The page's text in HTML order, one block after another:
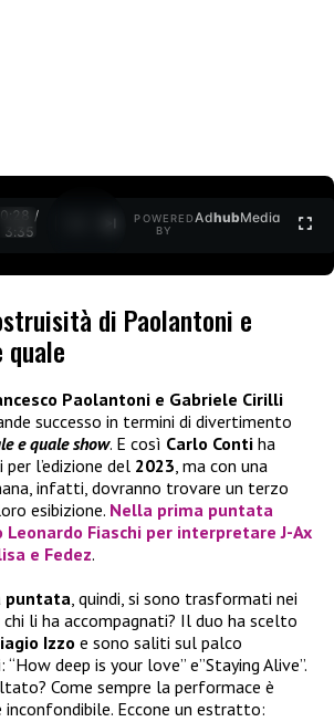
0:30 /
3:35
POWERED
BY
AdhubMedia
di Paolantoni e
Paolantoni e Gabriele Cirilli
successo in termini di divertimento
e quale show. E così Carlo Conti ha
l’edizione del 2023, ma con una
infatti, dovranno trovare un terzo
esibizione. Nella prima puntata
Leonardo Fiaschi per interpretare J-Ax
e Fedez.
puntata, quindi, si sono trasformati nei
chi li ha accompagnati? Il duo ha scelto
Izzo e sono saliti sul palco
deep is your love” e”Staying Alive”.
Come sempre la performace è
Eccone un estratto: